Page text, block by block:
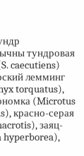
тундровая
caecutiens)
лемминг
torquatus),
(Microtus
красно-серая
заяц-
hyperborea),